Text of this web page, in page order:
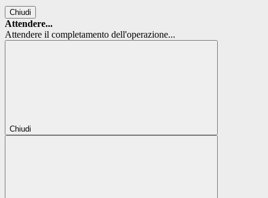
Chiudi
Attendere...
Attendere il completamento dell'operazione...
Chiudi